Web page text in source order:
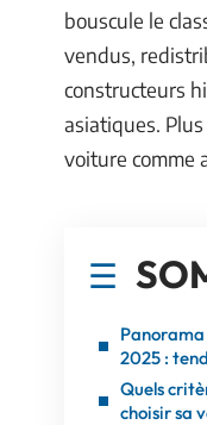
bouscule le
vendus,
constructeurs
asiatiques.
voiture comme
2025 :
Quels
choisir sa